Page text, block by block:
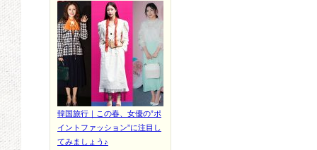
韓国旅行｜この春、女優の”ポ
イントファッション”に注目し
てみましょう♪